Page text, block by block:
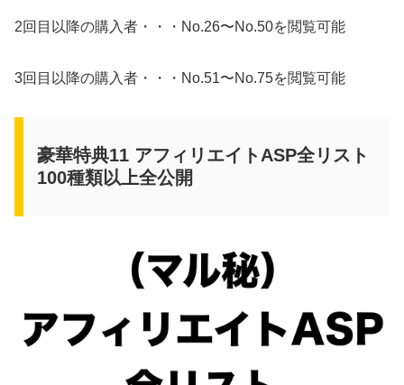
2回目以降の購入者・・・No.26〜No.50を閲覧可能
3回目以降の購入者・・・No.51〜No.75を閲覧可能
豪華特典11 アフィリエイトASP全リスト
100種類以上全公開